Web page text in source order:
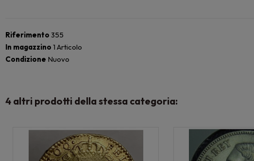
Riferimento 355
In magazzino 1 Articolo
Condizione Nuovo
4 altri prodotti della stessa categoria: